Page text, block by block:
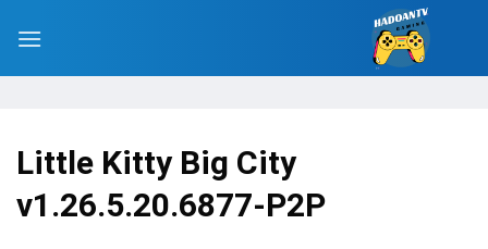
Little Kitty Big City
v1.26.5.20.6877-P2P